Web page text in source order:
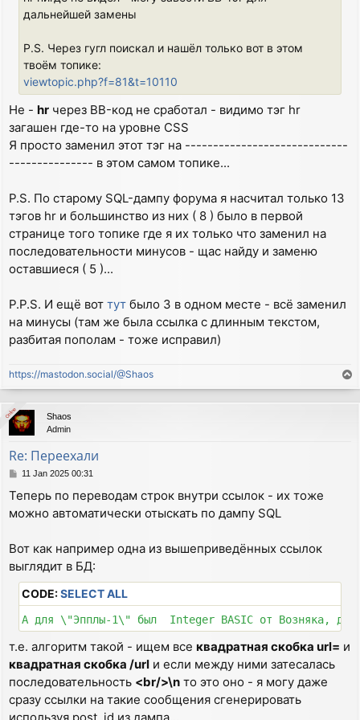
дальнейшей замены
P.S. Через гугл поискал и нашёл только вот в этом
твоём топике:
viewtopic.php?f=81&t=10110
Не - hr через BB-код не сработал - видимо тэг hr
загашен где-то на уровне CSS
Я просто заменил этот тэг на -----------------------------
--------------- в этом самом топике...
P.S. По старому SQL-дампу форума я насчитал только 13
тэгов hr и большинство из них ( 8 ) было в первой
странице того топике где я их только что заменил на
последовательности минусов - щас найду и заменю
оставшиеся ( 5 )...
P.P.S. И ещё вот тут было 3 в одном месте - всё заменил
на минусы (там же была ссылка с длинным текстом,
разбитая пополам - тоже исправил)
https://mastodon.social/@Shaos
o
p
Shaos
Admin
Re: Переехали
P
s
t
11 Jan 2025 00:31
Теперь по переводам строк внутри ссылок - их тоже
можно автоматически отыскать по дампу SQL
Вот как например одна из вышеприведённых ссылок
выглядит в БД:
CODE:SELECT ALL
т.е. алгоритм такой - ищем все квадратная скобка url= и
квадратная скобка /url и если между ними затесалась
последовательность <br/>\n то это оно - я могу даже
сразу ссылки на такие сообщения сгенерировать
Online
Online